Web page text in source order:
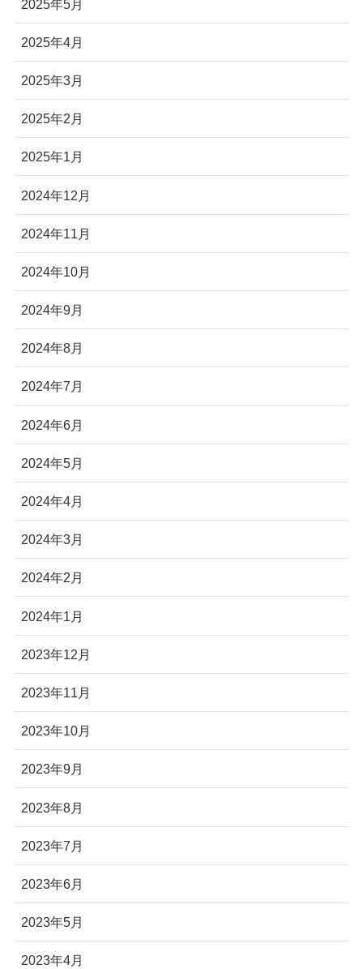
2025年5月
2025年4月
2025年3月
2025年2月
2025年1月
2024年12月
2024年11月
2024年10月
2024年9月
2024年8月
2024年7月
2024年6月
2024年5月
2024年4月
2024年3月
2024年2月
2024年1月
2023年12月
2023年11月
2023年10月
2023年9月
2023年8月
2023年7月
2023年6月
2023年5月
2023年4月